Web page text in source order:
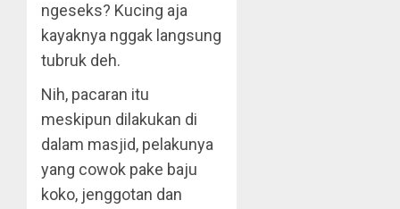
ngeseks? Kucing aja
kayaknya nggak langsung
tubruk deh.
Nih, pacaran itu
meskipun dilakukan di
dalam masjid, pelakunya
yang cowok pake baju
koko, jenggotan dan